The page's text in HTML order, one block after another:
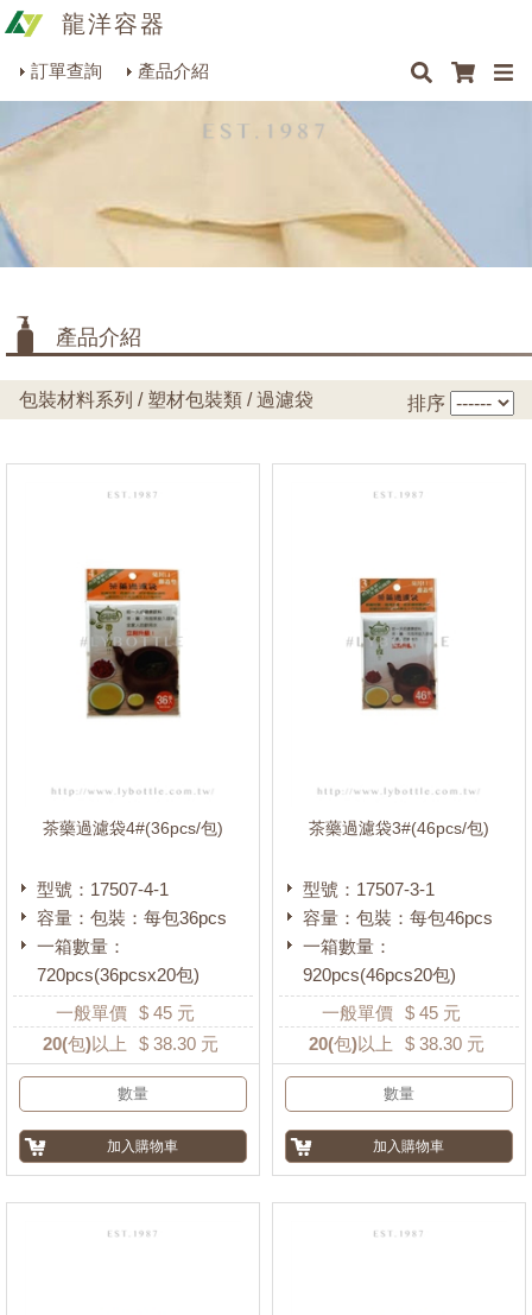
龍洋容器
訂單查詢
產品介紹
商品搜尋
生活雜貨系列
美容用品系列
最新消息 聯絡我們
產品介紹
包裝材料系列 / 塑材包裝類 / 過濾袋 排序
茶藥過濾袋4#(36pcs/包)
型號：17507-4-1
容量：包裝：每包36pcs
一箱數量：
720pcs(36pcsx20包)
一般單價 $ 45 元
20(包)以上 $ 38.30 元
茶藥過濾袋3#(46pcs/包)
型號：17507-3-1
容量：包裝：每包46pcs
一箱數量：
920pcs(46pcs20包)
一般單價 $ 45 元
20(包)以上 $ 38.30 元